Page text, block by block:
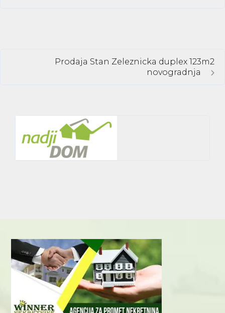
Prodaja Stan Zeleznicka duplex 123m2
novogradnja